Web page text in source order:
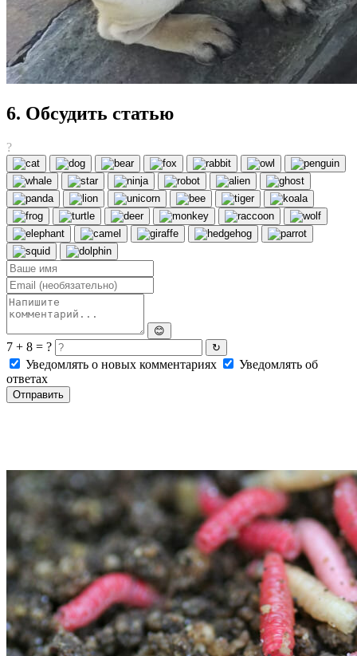
6. Обсудить статью
?
😊
7 + 8 = ? ↻
Уведомлять о новых комментариях
Уведомлять об
ответах
Отправить